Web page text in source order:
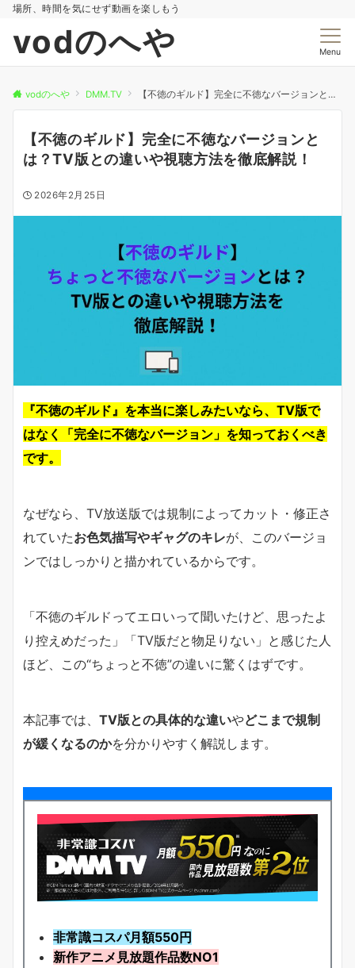
場所、時間を気にせず動画を楽しもう
vodのへや Menu
vodのへや DMM.TV 【不徳のギルド】完全に不徳なバージョンとは？TV版との違いや視聴方法を徹底解説！
【不徳のギルド】完全に不徳なバージョンと
は？TV版との違いや視聴方法を徹底解説！
2026年2月25日
『不徳のギルド』を本当に楽しみたいなら、TV版で
はなく「完全に不徳なバージョン」を知っておくべき
です。
なぜなら、TV放送版では規制によってカット・修正さ
れていたお色気描写やギャグのキレが、このバージョ
ンではしっかりと描かれているからです。
「不徳のギルドってエロいって聞いたけど、思ったよ
り控えめだった」「TV版だと物足りない」と感じた人
ほど、この“ちょっと不徳”の違いに驚くはずです。
本記事では、 TV版との具体的な違いやどこまで規制
が緩くなるのかを分かりやすく解説します。
非常識コスパ月額550円
新作アニメ見放題作品数NO1